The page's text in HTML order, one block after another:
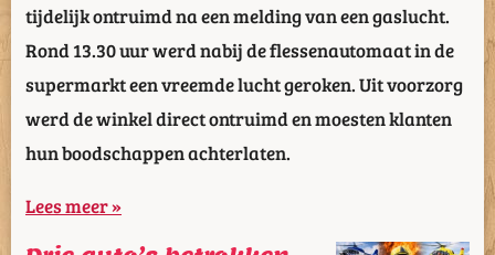
tijdelijk ontruimd na een melding van een gaslucht.
Rond 13.30 uur werd nabij de flessenautomaat in de
supermarkt een vreemde lucht geroken. Uit voorzorg
werd de winkel direct ontruimd en moesten klanten
hun boodschappen achterlaten.
Lees meer »